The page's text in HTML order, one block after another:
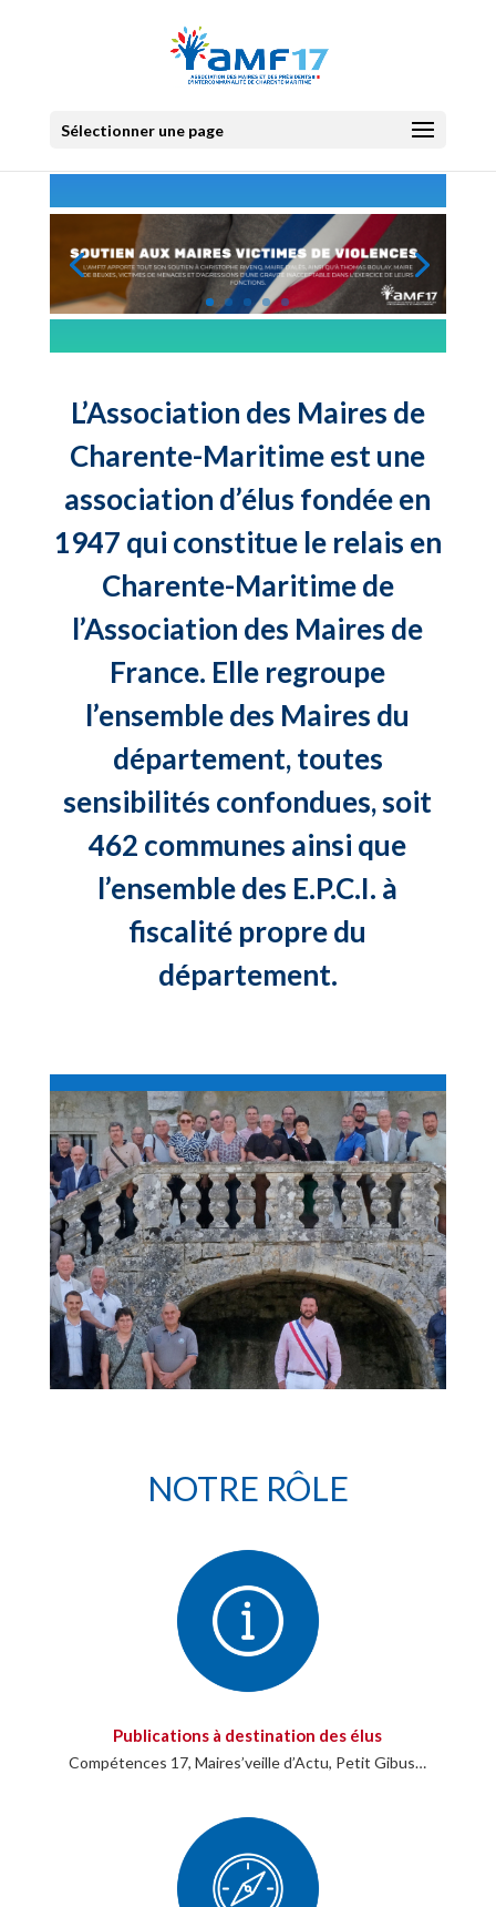
Sélectionner une page
L’Association des Maires de
Charente-Maritime est une
association d’élus fondée en
1947 qui constitue le relais en
Charente-Maritime de
l’Association des Maires de
France. Elle regroupe
l’ensemble des Maires du
département, toutes
sensibilités confondues, soit
462 communes ainsi que
l’ensemble des E.P.C.I. à
fiscalité propre du
département.
NOTRE RÔLE
Publications à destination des élus
Compétences 17, Maires’veille d’Actu, Petit Gibus…